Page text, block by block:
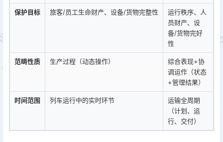
保护目标 旅客/员工生命财产、设备/货物完整性
运行秩序、人
员财产、设
备/货物完好
性
范畴性质 生产过程（动态操作）
综合表现+协
调运作（状态
+管理结果）
时间范围 列车运行中的实时环节
运输全周期
（计划、运
行、交付）